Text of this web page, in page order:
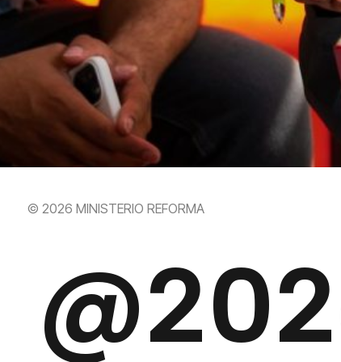
© 2026 MINISTERIO REFORMA